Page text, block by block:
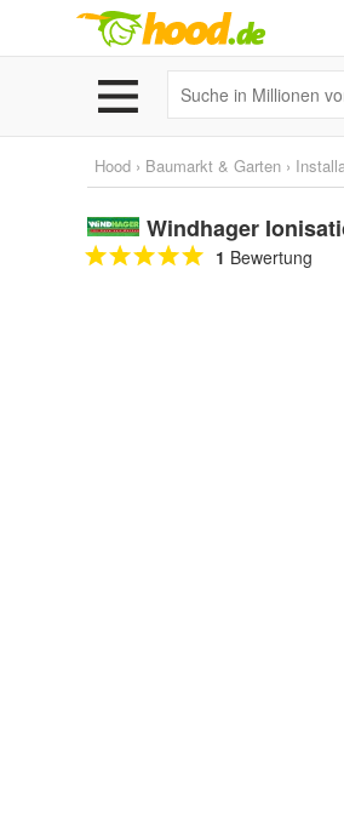
Hood › Baumarkt & Garten ›
Windhager
1 Bewertung